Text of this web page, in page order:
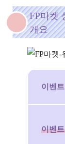
FP마켓
개요
이벤
이벤